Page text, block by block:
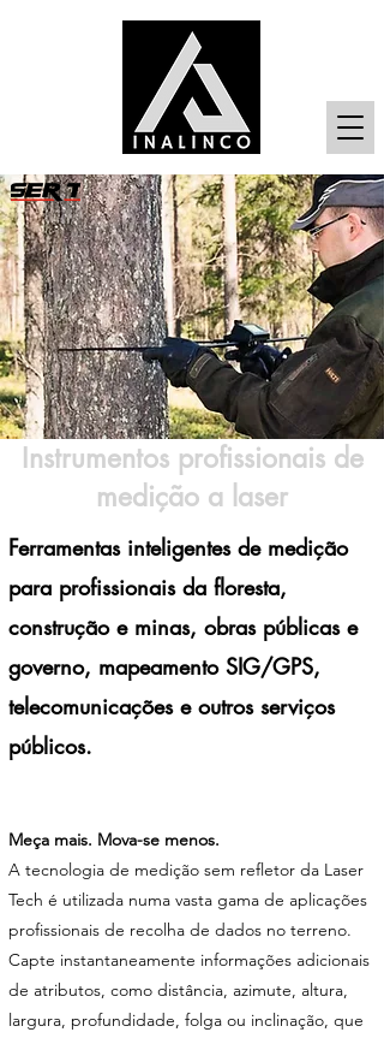
Instrumentos profissionais de
medição a laser
Ferramentas inteligentes de medição
para profissionais da floresta,
construção e minas, obras públicas e
governo, mapeamento SIG/GPS,
telecomunicações e outros serviços
públicos.
Meça mais. Mova-se menos.
A tecnologia de medição sem refletor da Laser
Tech é utilizada numa vasta gama de aplicações
profissionais de recolha de dados no terreno.
Capte instantaneamente informações adicionais
de atributos, como distância, azimute, altura,
largura, profundidade, folga ou inclinação, que